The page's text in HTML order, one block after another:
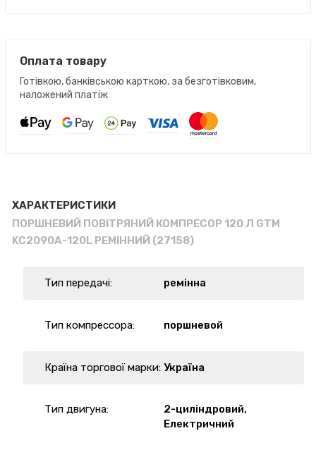
Оплата товару
Готівкою, банківською карткою, за безготівковим,
наложений платіж
ХАРАКТЕРИСТИКИ
ПОРШНЕВИЙ ПОВІТРЯНИЙ КОМПРЕСОР 120 Л GTM
KC2090A-120L РЕМІННИЙ (27158)
Тип передачі: ремінна
Тип компрессора: поршневой
Країна торгової марки: Україна
Тип двигуна:
2-циліндровий,
Електричний